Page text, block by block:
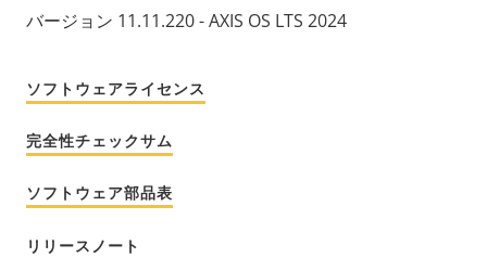
バージョン 11.11.220 - AXIS OS LTS 2024
ソフトウェアライセンス
完全性チェックサム
ソフトウェア部品表
リリースノート